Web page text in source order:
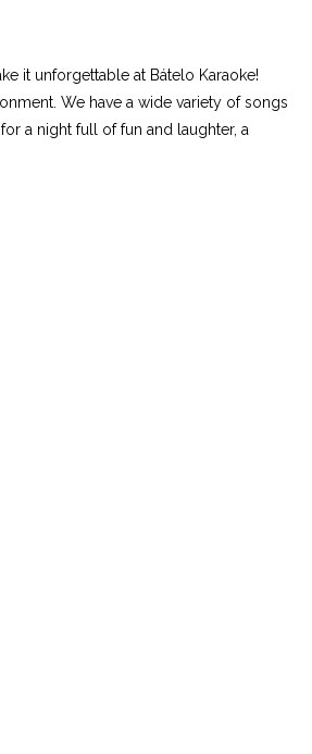
it unforgettable at Bátelo Karaoke!
We have a wide variety of songs
a night full of fun and laughter, a